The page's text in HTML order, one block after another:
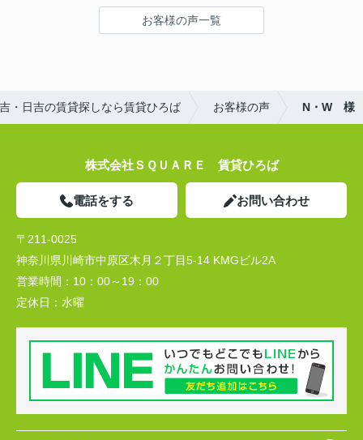
話しやすかったです!
また引っ越しの際はお願いしたいです！
お客様の声一覧
・日吉の賃貸探しなら賃貸ひろば お客様の声 N・W 様
株式会社ＳＱＵＡＲＥ 賃貸ひろば
電話をする お問い合わせ
〒211-0025
神奈川県川崎市中原区木月２丁目5-14 KMGビル2A
営業時間： 10：00～19：00
定休日： 水曜